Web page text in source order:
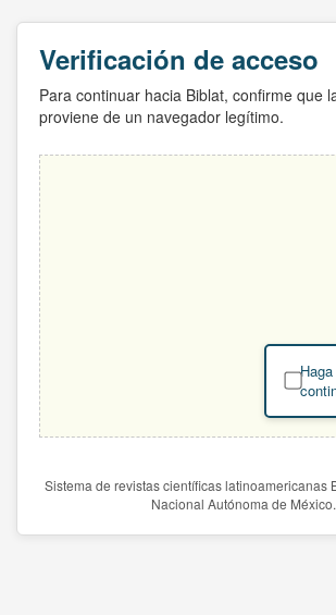
Verificación de acceso
Para continuar hacia Biblat, confirme que
proviene de un navegador legítimo.
Sistema de revistas científicas latinoamericanas
Nacional Autónoma de México.